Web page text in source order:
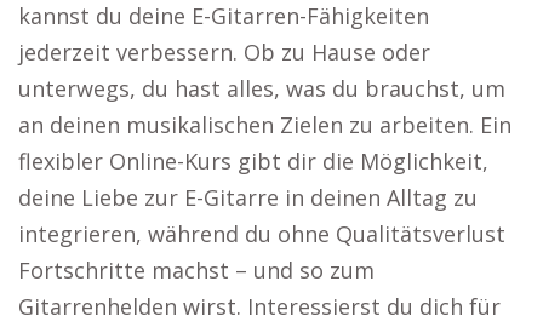
kannst du deine E-Gitarren-Fähigkeiten
jederzeit verbessern. Ob zu Hause oder
unterwegs, du hast alles, was du brauchst, um
an deinen musikalischen Zielen zu arbeiten. Ein
flexibler Online-Kurs gibt dir die Möglichkeit,
deine Liebe zur E-Gitarre in deinen Alltag zu
integrieren, während du ohne Qualitätsverlust
Fortschritte machst – und so zum
Gitarrenhelden wirst. Interessierst du dich für